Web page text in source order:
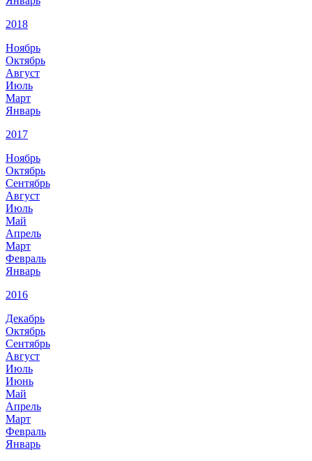
2018
Ноябрь
Октябрь
Август
Июль
Март
Январь
2017
Ноябрь
Октябрь
Сентябрь
Август
Июль
Май
Апрель
Март
Февраль
Январь
2016
Декабрь
Октябрь
Сентябрь
Август
Июль
Июнь
Май
Апрель
Март
Февраль
Январь